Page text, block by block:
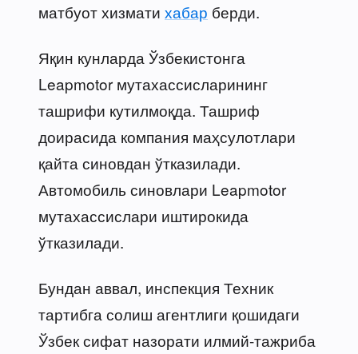
матбуот хизмати хабар берди.
Яқин кунларда Ўзбекистонга
Leapmotor мутахассисларининг
ташрифи кутилмоқда. Ташриф
доирасида компания маҳсулотлари
қайта синовдан ўтказилади.
Автомобиль синовлари Leapmotor
мутахассислари иштирокида
ўтказилади.
Бундан аввал, инспекция Техник
тартибга солиш агентлиги қошидаги
Ўзбек сифат назорати илмий-тажриба